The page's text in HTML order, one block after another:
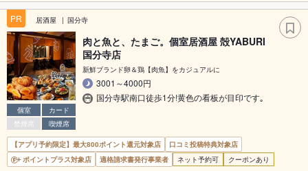
PR 居酒屋 国分寺
個室
カード
禁煙席
喫煙席
肉と魚と、たまご。個室居酒屋 殻YABURI
国分寺店
新鮮ブランド卵＆鶏【肉魚】をカジュアルに
3001～4000円
国分寺駅南口徒歩1分!黄色の看板が目印です｡
【アプリ予約限定】最大800ポイント還元対象店
口コミ投稿特典対象店
ポイントプラス対象店
適格請求書発行事業者 ネット予約可 クーポンあり